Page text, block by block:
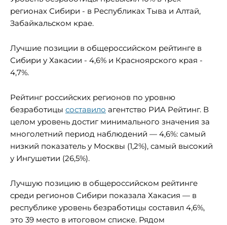
регионах Сибири - в Республиках Тыва и Алтай,
Забайкальском крае.
Лучшие позиции в общероссийском рейтинге в
Сибири у Хакасии - 4,6% и Красноярского края -
4,7%.
Рейтинг российских регионов по уровню
безработицы составило агентство РИА Рейтинг. В
целом уровень достиг минимального значения за
многолетний период наблюдений — 4,6%: самый
низкий показатель у Москвы (1,2%), самый высокий
у Ингушетии (26,5%).
Лучшую позицию в общероссийском рейтинге
среди регионов Сибири показала Хакасия — в
республике уровень безработицы составил 4,6%,
это 39 место в итоговом списке. Рядом